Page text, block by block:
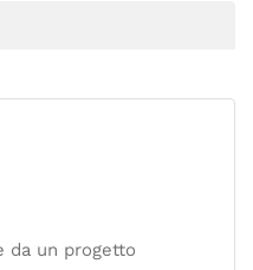
da un progetto